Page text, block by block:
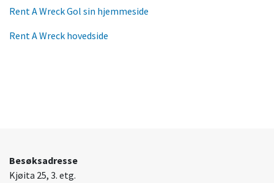
Rent A Wreck Gol sin hjemmeside
Rent A Wreck hovedside
Besøksadresse
Kjøita 25, 3. etg.